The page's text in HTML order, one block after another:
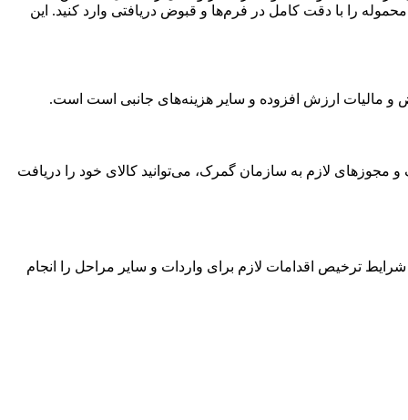
محموله را با دقت کامل در فرم‌ها و قبوض دریافتی وارد کنید. این
و مالیات ارزش افزوده و سایر هزینه‌های جانبی است است.
مجوزهای لازم به سازمان گمرک، می‌توانید کالای خود را دریافت
شرایط ترخیص اقدامات لازم برای واردات و سایر مراحل را انجام